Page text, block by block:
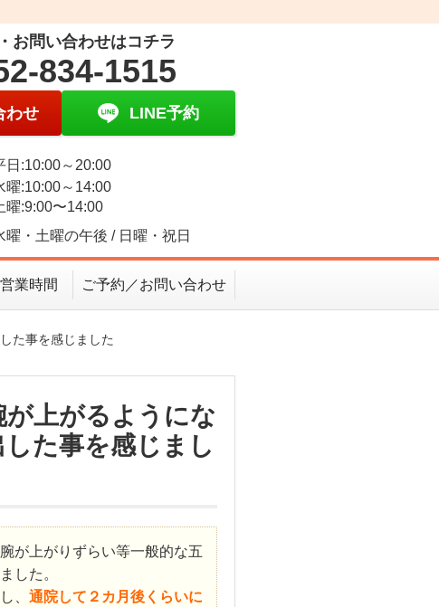
お問い合わせはコチラ
834-1515
わせ LINE予約
日:10:00～20:00
曜:10:00～14:00
曜:9:00〜14:00
曜・土曜の午後 / 日曜・祝日
業時間 ご予約／お問い合わせ
た事を感じました
上がるようにな
た事を感じまし
が上がりずらい等一般的な五
した。
、 通院して２カ月後くらいに